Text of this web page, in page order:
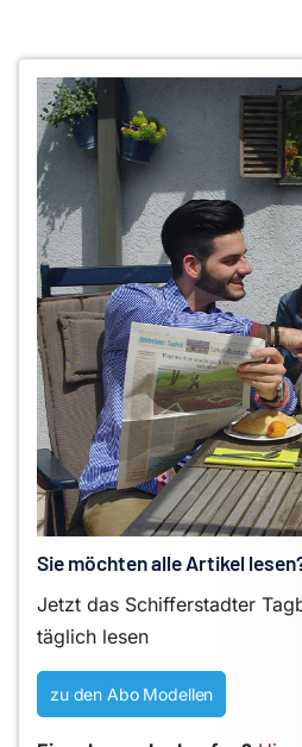
Sie möchten alle Artikel
Jetzt das Schifferstadter
täglich lesen
zu den Abo Modellen